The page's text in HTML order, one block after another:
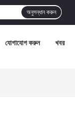
অনুসন্ধান করুন
যোগাযোগ করুন খবর